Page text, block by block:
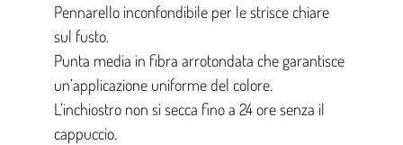
Pennarello inconfondibile per le strisce chiare
sul fusto.
Punta media in fibra arrotondata che garantisce
un’applicazione uniforme del colore.
L’inchiostro non si secca fino a 24 ore senza il
cappuccio.